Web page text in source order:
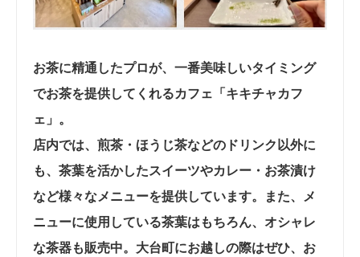
お茶に精通したプロが、一番美味しいタイミング
でお茶を提供してくれるカフェ「キキチャカフ
ェ」。
店内では、煎茶・ほうじ茶などのドリンク以外に
も、茶葉を活かしたスイーツやカレー・お茶漬け
など様々なメニューを提供しています。また、メ
ニューに使用している茶葉はもちろん、オシャレ
な茶器も販売中。大台町にお越しの際はぜひ、お